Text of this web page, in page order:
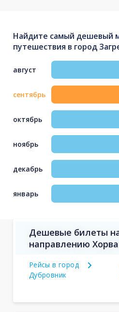
Найдите самый дешевый
путешествия в город
август
сентябрь
октябрь
ноябрь
декабрь
январь
Дешевые билеты
направлению
Рейсы в город
Дубровник